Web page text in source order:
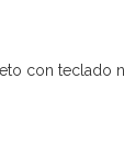
con teclado